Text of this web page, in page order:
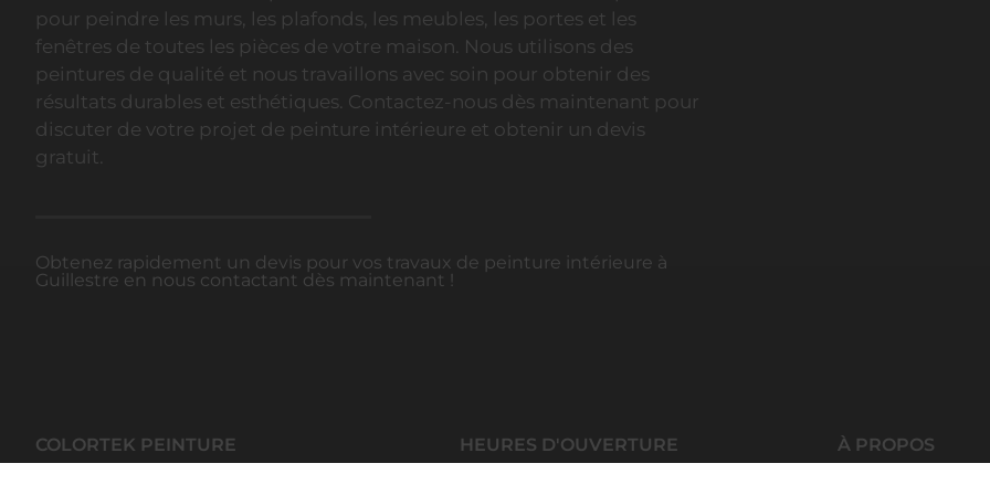
pour peindre les murs, les plafonds, les meubles, les portes et les
fenêtres de toutes les pièces de votre maison. Nous utilisons des
peintures de qualité et nous travaillons avec soin pour obtenir des
résultats durables et esthétiques. Contactez-nous dès maintenant pour
discuter de votre projet de peinture intérieure et obtenir un devis
gratuit.
Obtenez rapidement un devis pour vos travaux de peinture intérieure à
Guillestre en nous contactant dès maintenant !
COLORTEK PEINTURE HEURES D'OUVERTURE À PROPOS